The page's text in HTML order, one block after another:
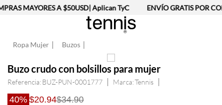
MAYORES A $50USD| Aplican TyC ENVÍO GRATIS POR
Ropa Mujer Buzos
Buzo crudo con bolsillos para mujer
Referencia: BUZ-PUN-0001777 Tennis
40% $20.94$34.90